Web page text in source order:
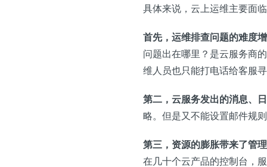
具体来说，云上运维主要面
首先，运维排查问题的难度
问题出在哪里？是云服务商
维人员也只能打电话给客服
第二，云服务发出的消息、
略。但是又不能设置邮件规
第三，资源的膨胀带来了管
在几十个云产品的控制台，